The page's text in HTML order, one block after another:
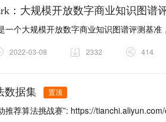
：大规模开放数字商业知识图谱
2022-03-08 2332 414
数据集 置顶